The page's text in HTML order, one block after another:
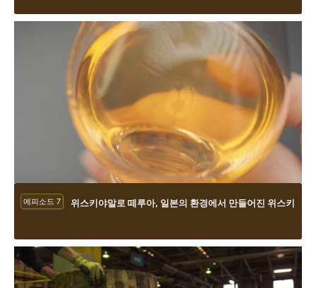
에피소드 7 위스키야말로 떼루아, 일본의 환경에서 만들어진 위스키